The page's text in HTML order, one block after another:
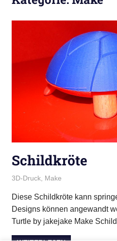
Schildkröte
22. November 2018
admin
3D-Druck Make
Diese Schildkröte kann
Designs können angewandt
Turtle by jakejake Make